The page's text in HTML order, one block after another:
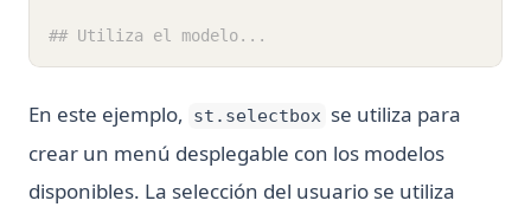
## Utiliza el modelo...
En este ejemplo, st.selectbox se utiliza para
crear un menú desplegable con los modelos
disponibles. La selección del usuario se utiliza